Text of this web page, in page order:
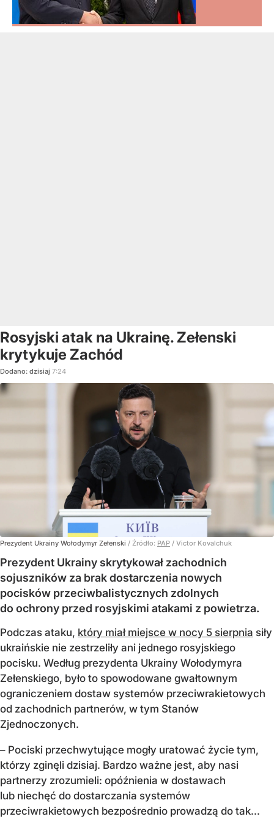
Rosyjski atak na Ukrainę. Zełenski
krytykuje Zachód
Dodano: dzisiaj 7:24
Prezydent Ukrainy Wołodymyr Zełenski / Źródło: PAP / Victor Kovalchuk
Prezydent Ukrainy skrytykował zachodnich
sojuszników za brak dostarczenia nowych
pocisków przeciwbalistycznych zdolnych
do ochrony przed rosyjskimi atakami z powietrza.
Podczas ataku, który miał miejsce w nocy 5 sierpnia siły
ukraińskie nie zestrzeliły ani jednego rosyjskiego
pocisku. Według prezydenta Ukrainy Wołodymyra
Zełenskiego, było to spowodowane gwałtownym
ograniczeniem dostaw systemów przeciwrakietowych
od zachodnich partnerów, w tym Stanów
Zjednoczonych.
– Pociski przechwytujące mogły uratować życie tym,
którzy zginęli dzisiaj. Bardzo ważne jest, aby nasi
partnerzy zrozumieli: opóźnienia w dostawach
lub niechęć do dostarczania systemów
przeciwrakietowych bezpośrednio prowadzą do tak...